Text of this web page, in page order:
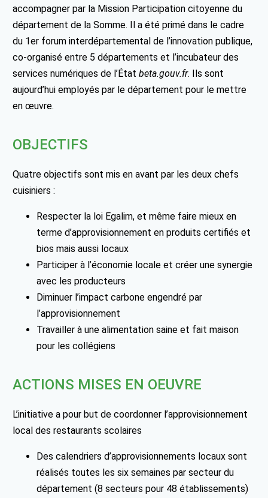
accompagner par la Mission Participation citoyenne du
département de la Somme. Il a été primé dans le cadre
du 1er forum interdépartemental de l’innovation publique,
co-organisé entre 5 départements et l’incubateur des
services numériques de l’Étatbeta.gouv.fr. Ils sont
aujourd’hui employés par le département pour le mettre
en œuvre.
OBJECTIFS
Quatre objectifs sont mis en avant par les deux chefs
cuisiniers :
Respecter la loi Egalim, et même faire mieux en
terme d’approvisionnement en produits certifiés et
bios mais aussi locaux
Participer à l’économie locale et créer une synergie
avec les producteurs
Diminuer l’impact carbone engendré par
l’approvisionnement
Travailler à une alimentation saine et fait maison
pour les collégiens
ACTIONS MISES EN OEUVRE
L’initiative a pour but de coordonner l’approvisionnement
local des restaurants scolaires
Des calendriers d’approvisionnements locaux sont
réalisés toutes les six semaines par secteur du
département (8 secteurs pour 48 établissements)